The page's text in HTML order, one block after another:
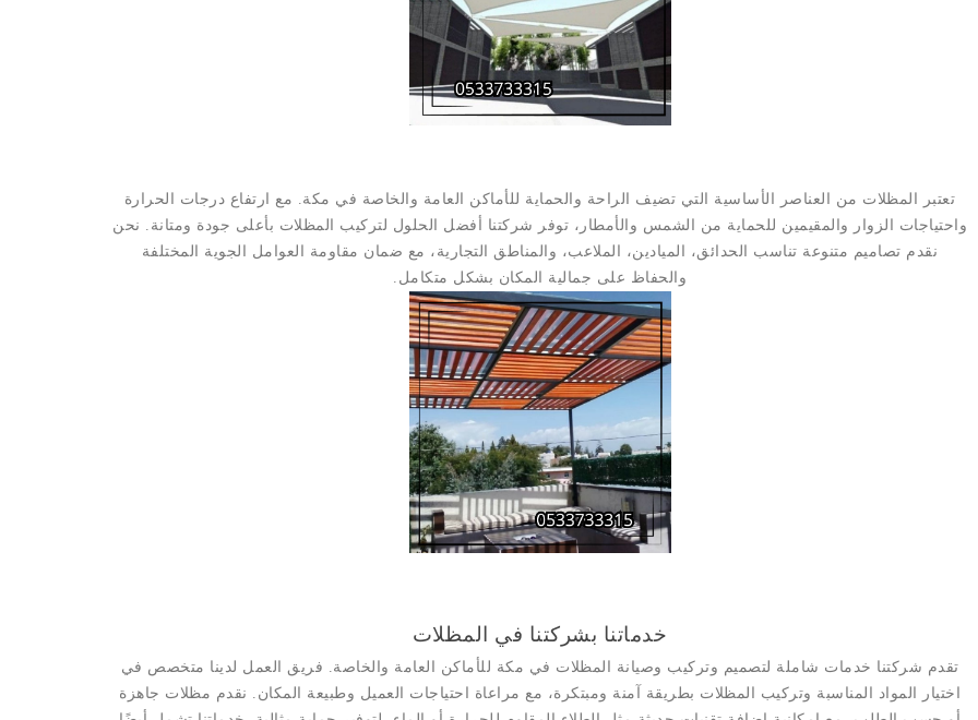
تعتبر المظلات من العناصر الأساسية التي تضيف الراحة والحماية للأماكن العامة والخاصة في مكة. مع ارتفاع درجات الحرارة
واحتياجات الزوار والمقيمين للحماية من الشمس والأمطار، توفر شركتنا أفضل الحلول لتركيب المظلات بأعلى جودة ومتانة. نحن
نقدم تصاميم متنوعة تناسب الحدائق، الميادين، الملاعب، والمناطق التجارية، مع ضمان مقاومة العوامل الجوية المختلفة
والحفاظ على جمالية المكان بشكل متكامل.
خدماتنا بشركتنا في المظلات
تقدم شركتنا خدمات شاملة لتصميم وتركيب وصيانة المظلات في مكة للأماكن العامة والخاصة. فريق العمل لدينا متخصص في
اختيار المواد المناسبة وتركيب المظلات بطريقة آمنة ومبتكرة، مع مراعاة احتياجات العميل وطبيعة المكان. نقدم مظلات جاهزة